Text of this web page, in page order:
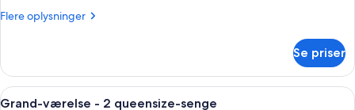
dobbeltsenge
Flere oplysninger
Flere
værelse
2
Se priser
Indlæs
Grand-værelse - 2 queensize-senge
14
Grand-værelse - 2 queensize-senge